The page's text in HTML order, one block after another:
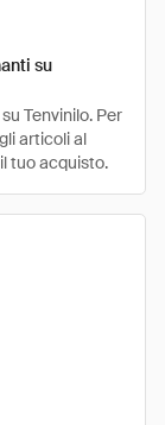
su
Tenvinilo. Per
articoli al
tuo acquisto.